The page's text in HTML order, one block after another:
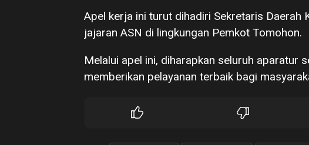
Apel kerja ini turut dihadiri Sekretaris Daerah
jajaran ASN di lingkungan Pemkot Tomohon.
Melalui apel ini, diharapkan seluruh aparatur
memberikan pelayanan terbaik bagi